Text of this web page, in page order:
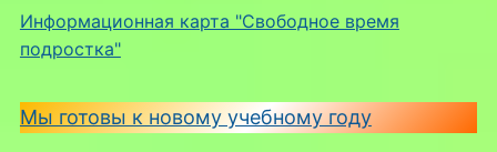
Информационная карта "Свободное время
подростка"
Мы готовы к новому учебному году